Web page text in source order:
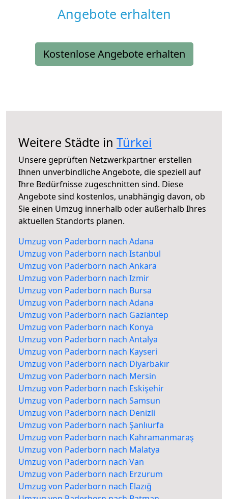
Angebote erhalten
Kostenlose Angebote erhalten
Weitere Städte in Türkei
Unsere geprüften Netzwerkpartner erstellen
Ihnen unverbindliche Angebote, die speziell auf
Ihre Bedürfnisse zugeschnitten sind. Diese
Angebote sind kostenlos, unabhängig davon, ob
Sie einen Umzug innerhalb oder außerhalb Ihres
aktuellen Standorts planen.
Umzug von Paderborn nach Adana
Umzug von Paderborn nach Istanbul
Umzug von Paderborn nach Ankara
Umzug von Paderborn nach Izmir
Umzug von Paderborn nach Bursa
Umzug von Paderborn nach Adana
Umzug von Paderborn nach Gaziantep
Umzug von Paderborn nach Konya
Umzug von Paderborn nach Antalya
Umzug von Paderborn nach Kayseri
Umzug von Paderborn nach Diyarbakır
Umzug von Paderborn nach Mersin
Umzug von Paderborn nach Eskişehir
Umzug von Paderborn nach Samsun
Umzug von Paderborn nach Denizli
Umzug von Paderborn nach Şanlıurfa
Umzug von Paderborn nach Kahramanmaraş
Umzug von Paderborn nach Malatya
Umzug von Paderborn nach Van
Umzug von Paderborn nach Erzurum
Umzug von Paderborn nach Elazığ